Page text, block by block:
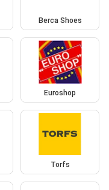
Berca Shoes
Euroshop
Torfs